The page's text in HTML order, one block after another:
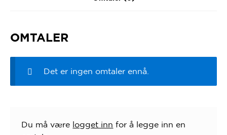
OMTALER
Det er ingen omtaler ennå.
Du må være logget inn for å legge inn en